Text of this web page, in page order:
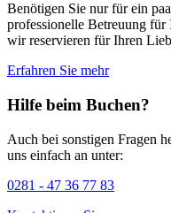
Benötigen Sie nur für ein
professionelle Betreuung
wir reservieren für Ihren
Erfahren Sie mehr
Hilfe beim Buchen?
Auch bei sonstigen Fragen
uns einfach an unter:
0281 - 47 36 77 83